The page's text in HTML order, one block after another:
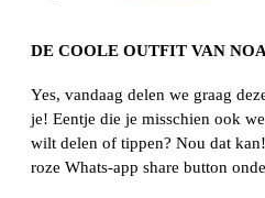
DE COOLE OUTFIT VAN
Yes, vandaag delen we graag
je! Eentje die je misschien ook
wilt delen of tippen? Nou dat
roze Whats-app share button